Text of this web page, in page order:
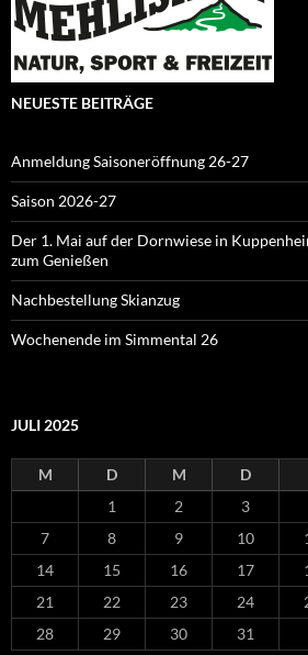
NEUESTE BEITRÄGE
Anmeldung Saisoneröffnung 26-27
Saison 2026-27
Der 1. Mai auf der Dornwiese in
zum Genießen
Nachbestellung Skianzug
Wochenende im Simmental 26
JULI 2025
M D M D
1
2 3
7
8 9 10
14
15 16 17
21
22 23 24
28
29 30
31